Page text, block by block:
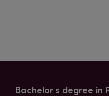
Bachelor's degree in